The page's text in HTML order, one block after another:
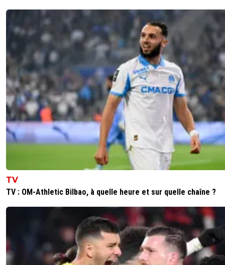
TV
TV : OM-Athletic Bilbao, à quelle heure et sur quelle chaîne ?